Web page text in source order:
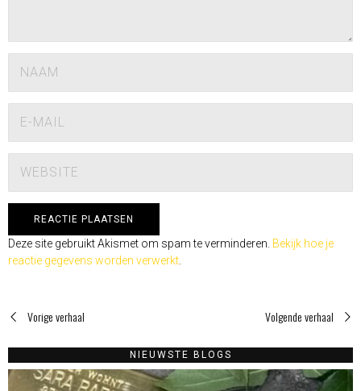
Deze site gebruikt Akismet om spam te verminderen. Bekijk hoe je
reactie gegevens worden verwerkt
Vorige verhaal Volgende verhaal
NIEUWSTE BLOGS